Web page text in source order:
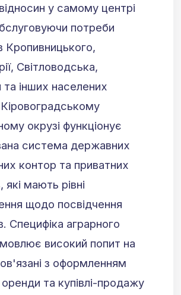
у самому центрі
потреби
Кропивницького,
Світловодська,
інших населених
Кіровоградському
окрузі функціонує
система державних
контор та приватних
які мають рівні
щодо посвідчення
Специфіка аграрного
високий попит на
з оформленням
оренди та купівлі-продажу